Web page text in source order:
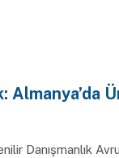
Almanya’da
Danışmanlık